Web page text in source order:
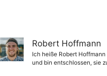
Robert Hoffmann
Ich heiße Robert
und bin entschlossen, sie